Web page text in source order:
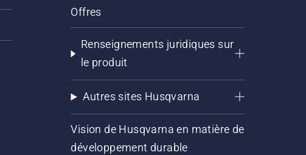
Offres
Renseignements juridiques sur
le produit
Autres sites Husqvarna
Vision de Husqvarna en matière de
développement durable